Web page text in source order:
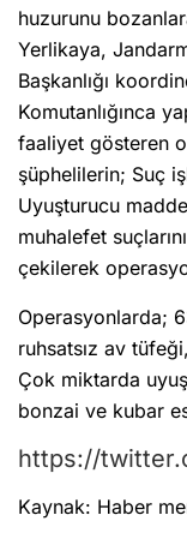
huzurunu
Yerlikaya,
Başkanlığı
Komutanlığınca
faaliyet gösteren
şüphelilerin; Suç
Uyuşturucu
muhalefet
çekilerek
Operasyonlarda;
ruhsatsız av
Çok miktarda
bonzai ve kubar
https://
Kaynak: Haber